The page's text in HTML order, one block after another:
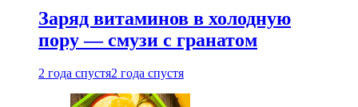
Заряд витаминов в холодную
пору — смузи с гранатом
2 года спустя2 года спустя